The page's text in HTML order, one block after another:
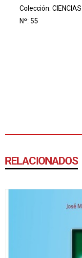
Colección: CIENCIAS
Nº: 55
RELACIONADOS